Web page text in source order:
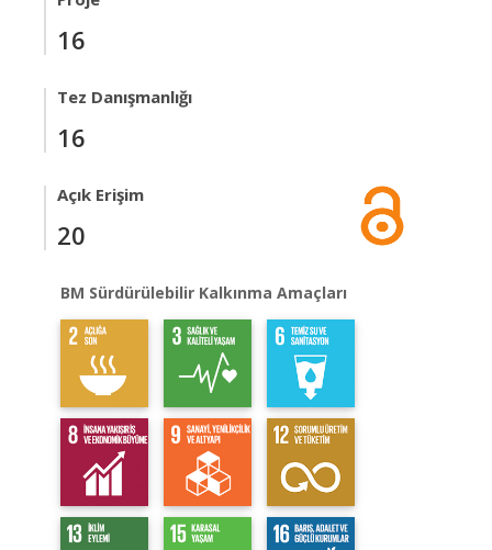
16
Tez Danışmanlığı
16
Açık Erişim
20
BM Sürdürülebilir Kalkınma Amaçları